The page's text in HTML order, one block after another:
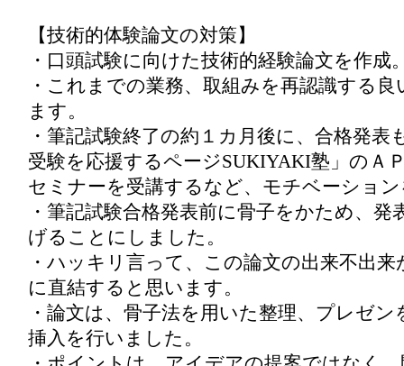
【技術的体験論文の対策】
・口頭試験に向けた技術的経験論文を作成
・これまでの業務、取組みを再認識する
ます。
・筆記試験終了の約１カ月後に、合格発表
受験を応援するページSUKIYAKI塾」のＡ
セミナーを受講するなど、モチベーショ
・筆記試験合格発表前に骨子をかため、発
げることにしました。
・ハッキリ言って、この論文の出来不出
に直結すると思います。
・論文は、骨子法を用いた整理、プレゼ
挿入を行いました。